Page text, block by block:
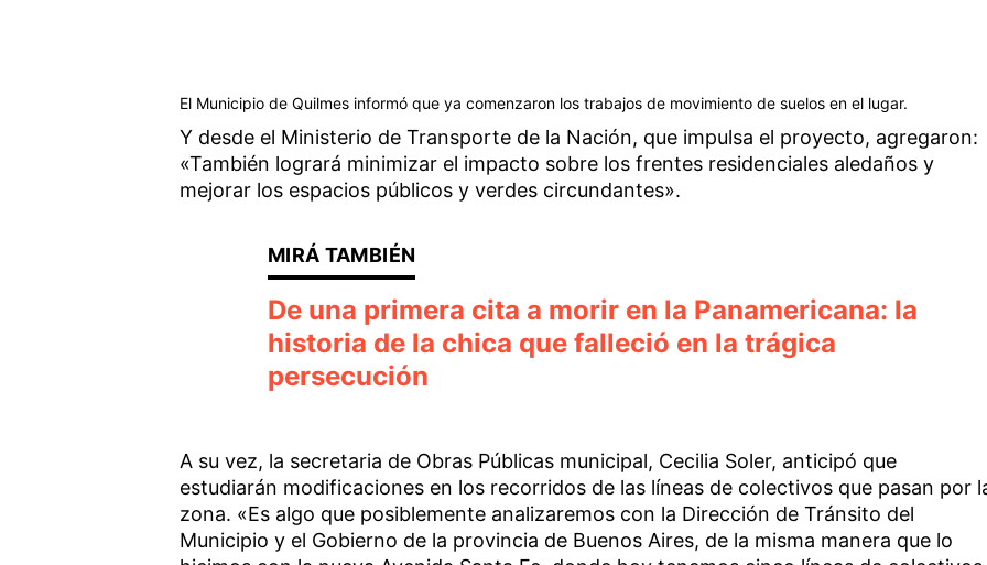
El Municipio de Quilmes informó que ya comenzaron los trabajos de movimiento de suelos en el lugar.
Y desde el Ministerio de Transporte de la Nación, que impulsa el proyecto, agregaron:
«También logrará minimizar el impacto sobre los frentes residenciales aledaños y
mejorar los espacios públicos y verdes circundantes».
De una primera cita a morir en la Panamericana: la
historia de la chica que falleció en la trágica
persecución
A su vez, la secretaria de Obras Públicas municipal, Cecilia Soler, anticipó que
estudiarán modificaciones en los recorridos de las líneas de colectivos que pasan por
zona. «Es algo que posiblemente analizaremos con la Dirección de Tránsito del
Municipio y el Gobierno de la provincia de Buenos Aires, de la misma manera que lo